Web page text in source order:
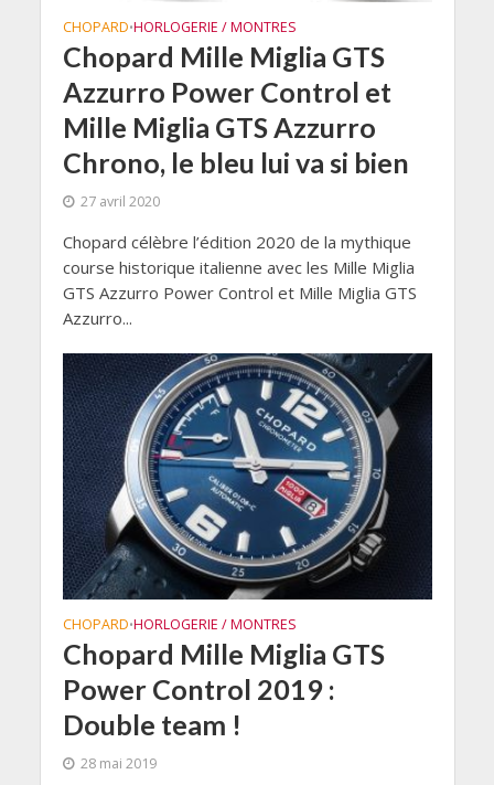
CHOPARD•HORLOGERIE / MONTRES
Chopard Mille Miglia GTS
Azzurro Power Control et
Mille Miglia GTS Azzurro
Chrono, le bleu lui va si bien
27 avril 2020
Chopard célèbre l’édition 2020 de la mythique
course historique italienne avec les Mille Miglia
GTS Azzurro Power Control et Mille Miglia GTS
Azzurro...
CHOPARD•HORLOGERIE / MONTRES
Chopard Mille Miglia GTS
Power Control 2019 :
Double team !
28 mai 2019